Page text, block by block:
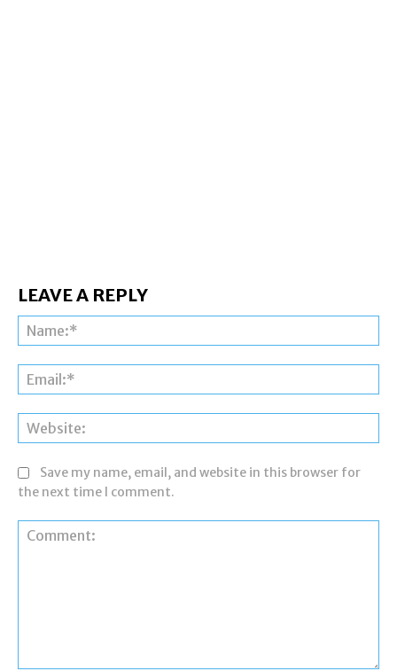
LEAVE A REPLY
Save my name, email, and website in this browser for
the next time I comment.